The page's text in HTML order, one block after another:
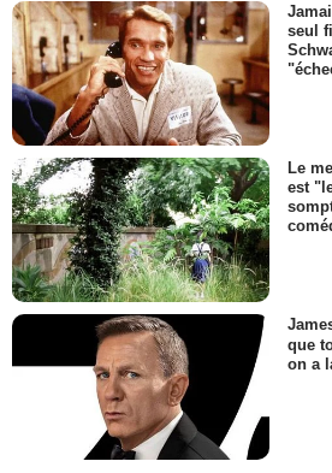
seul
Le
est
que
on a